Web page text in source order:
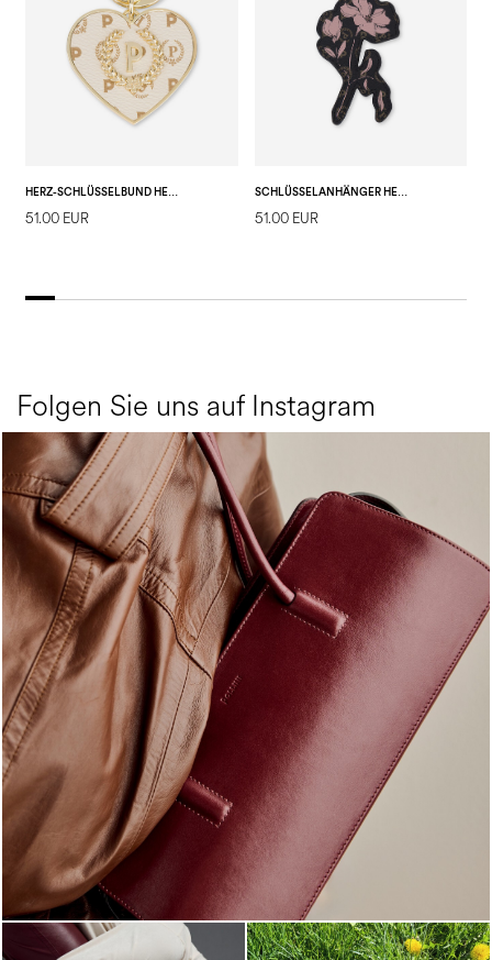
HERZ-SCHLÜSSELBUND HERITAGE
51.00 EUR
SCHLÜSSELANHÄNGER HERITAGE MARINA FLOWER
51.00 EUR
Folgen Sie uns auf Instagram
Classy, sassy, trendy - the new Pollini Lady Bag is ...